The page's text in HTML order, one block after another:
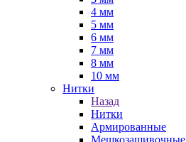
4 мм
5 мм
6 мм
7 мм
8 мм
10 мм
Нитки
Назад
Нитки
Армированные
Мешкозашивочные